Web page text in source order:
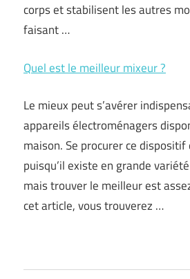
corps et stabilisent les autres
faisant …
Quel est le meilleur mixeur ?
Le mieux peut s’avérer
appareils électroménagers
maison. Se procurer ce
puisqu’il existe en grande
mais trouver le meilleur est
cet article, vous trouverez …